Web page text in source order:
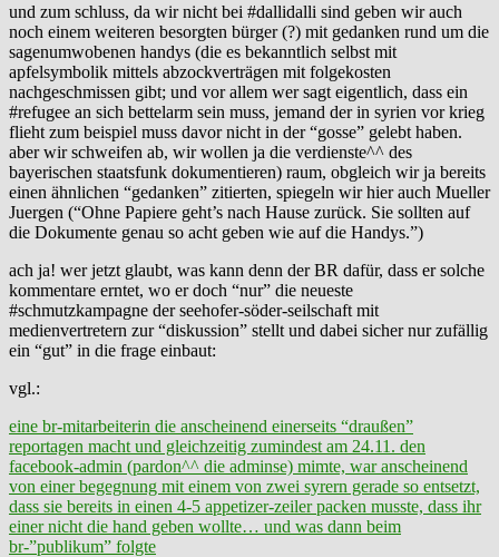
und zum schluss, da wir nicht bei #dallidalli sind geben wir auch
noch einem weiteren besorgten bürger (?) mit gedanken rund um die
sagenumwobenen handys (die es bekanntlich selbst mit
apfelsymbolik mittels abzockverträgen mit folgekosten
nachgeschmissen gibt; und vor allem wer sagt eigentlich, dass ein
#refugee an sich bettelarm sein muss, jemand der in syrien vor krieg
flieht zum beispiel muss davor nicht in der “gosse” gelebt haben.
aber wir schweifen ab, wir wollen ja die verdienste^^ des
bayerischen staatsfunk dokumentieren) raum, obgleich wir ja bereits
einen ähnlichen “gedanken” zitierten, spiegeln wir hier auch Mueller
Juergen (“Ohne Papiere geht’s nach Hause zurück. Sie sollten auf
die Dokumente genau so acht geben wie auf die Handys.”)
ach ja! wer jetzt glaubt, was kann denn der BR dafür, dass er solche
kommentare erntet, wo er doch “nur” die neueste
#schmutzkampagne der seehofer-söder-seilschaft mit
medienvertretern zur “diskussion” stellt und dabei sicher nur zufällig
ein “gut” in die frage einbaut:
vgl.:
eine br-mitarbeiterin die anscheinend einerseits “draußen”
reportagen macht und gleichzeitig zumindest am 24.11. den
facebook-admin (pardon^^ die adminse) mimte, war anscheinend
von einer begegnung mit einem von zwei syrern gerade so entsetzt,
dass sie bereits in einen 4-5 appetizer-zeiler packen musste, dass ihr
einer nicht die hand geben wollte… und was dann beim
br-”publikum” folgte